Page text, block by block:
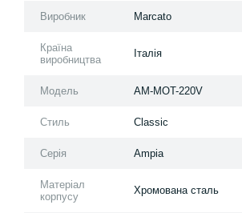
Виробник Marcato
Країна
виробництва
Італія
Модель AM-MOT-220V
Стиль Classic
Серія Ampia
Матеріал
корпусу
Xромована сталь